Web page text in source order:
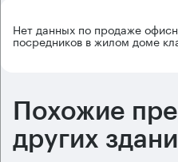
Нет данных по продаже
посредников в жилом доме
Похожие
других